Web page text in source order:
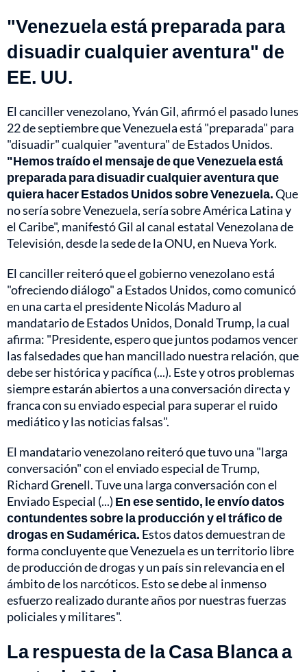
"Venezuela está preparada para
disuadir cualquier aventura" de
EE. UU.
El canciller venezolano, Yván Gil, afirmó el pasado lunes
22 de septiembre que Venezuela está "preparada" para
"disuadir" cualquier "aventura" de Estados Unidos.
"Hemos traído el mensaje de que Venezuela está
preparada para disuadir cualquier aventura que
quiera hacer Estados Unidos sobre Venezuela.Que
no sería sobre Venezuela, sería sobre América Latina y
el Caribe", manifestó Gil al canal estatal Venezolana de
Televisión, desde la sede de la ONU, en Nueva York.
El canciller reiteró que el gobierno venezolano está
"ofreciendo diálogo" a Estados Unidos, como comunicó
en una carta el presidente Nicolás Maduro al
mandatario de Estados Unidos, Donald Trump, la cual
afirma: "Presidente, espero que juntos podamos vencer
las falsedades que han mancillado nuestra relación, que
debe ser histórica y pacífica (...). Este y otros problemas
siempre estarán abiertos a una conversación directa y
franca con su enviado especial para superar el ruido
mediático y las noticias falsas".
El mandatario venezolano reiteró que tuvo una "larga
conversación" con el enviado especial de Trump,
Richard Grenell. Tuve una larga conversación con el
Enviado Especial (...) En ese sentido, le envío datos
contundentes sobre la producción y el tráfico de
drogas en Sudamérica. Estos datos demuestran de
forma concluyente que Venezuela es un territorio libre
de producción de drogas y un país sin relevancia en el
ámbito de los narcóticos. Esto se debe al inmenso
esfuerzo realizado durante años por nuestras fuerzas
policiales y militares".
La respuesta de la Casa Blanca a